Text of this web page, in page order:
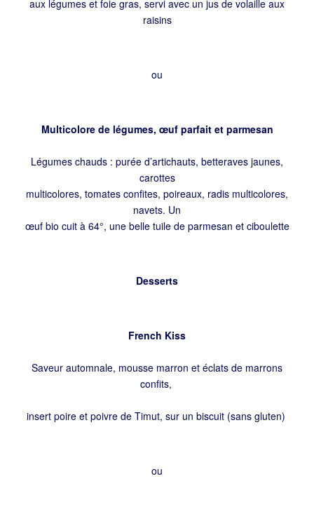
aux légumes et foie gras, servi avec un jus de volaille aux
raisins
ou
Multicolore de légumes, œuf parfait et parmesan
Légumes chauds : purée d’artichauts, betteraves jaunes,
carottes
multicolores, tomates confites, poireaux, radis multicolores,
navets. Un
œuf bio cuit à 64°, une belle tuile de parmesan et ciboulette
Desserts
French Kiss
Saveur automnale, mousse marron et éclats de marrons
confits,
insert poire et poivre de Timut, sur un biscuit (sans gluten)
ou